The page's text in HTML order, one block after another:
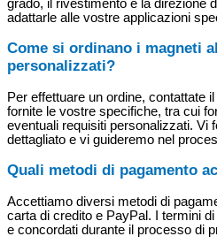
grado, il rivestimento e la direzione
adattarle alle vostre applicazioni
Come si ordinano i magneti
personalizzati?
Per effettuare un ordine, contattate
fornite le vostre specifiche, tra cui
eventuali requisiti personalizzati. Vi
dettagliato e vi guideremo nel
Quali metodi di pagamento
Accettiamo diversi metodi di
carta di credito e PayPal. I termini
e concordati durante il processo di